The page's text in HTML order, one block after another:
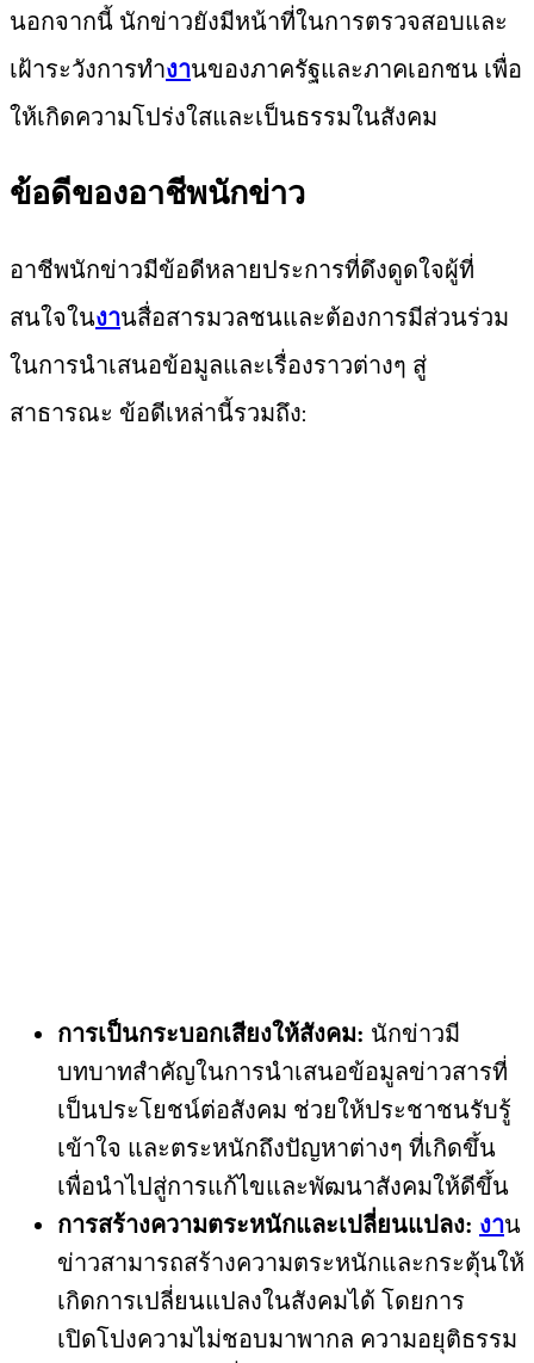
นอกจากนี้ นักข่าวยังมีหน้าที่ในการตรวจสอบและ
เฝ้าระวังการทำงานของภาครัฐและภาคเอกชน เพื่อ
ให้เกิดความโปร่งใสและเป็นธรรมในสังคม
ข้อดีของอาชีพนักข่าว
อาชีพนักข่าวมีข้อดีหลายประการที่ดึงดูดใจผู้ที่
สนใจในงานสื่อสารมวลชนและต้องการมีส่วนร่วม
ในการนำเสนอข้อมูลและเรื่องราวต่างๆ สู่
สาธารณะ ข้อดีเหล่านี้รวมถึง:
การเป็นกระบอกเสียงให้สังคม: นักข่าวมี
บทบาทสำคัญในการนำเสนอข้อมูลข่าวสารที่
เป็นประโยชน์ต่อสังคม ช่วยให้ประชาชนรับรู้
เข้าใจ และตระหนักถึงปัญหาต่างๆ ที่เกิดขึ้น
เพื่อนำไปสู่การแก้ไขและพัฒนาสังคมให้ดีขึ้น
การสร้างความตระหนักและเปลี่ยนแปลง: งาน
ข่าวสามารถสร้างความตระหนักและกระตุ้นให้
เกิดการเปลี่ยนแปลงในสังคมได้ โดยการ
เปิดโปงความไม่ชอบมาพากล ความอยุติธรรม